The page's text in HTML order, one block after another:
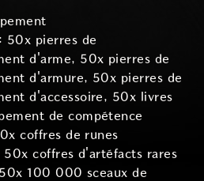
50x pierres de
d'arme, 50x pierres de
d'armure, 50x pierres de
d'accessoire, 50x livres
de compétence
coffres de runes
50x coffres d'artéfacts rares
100 000 sceaux de